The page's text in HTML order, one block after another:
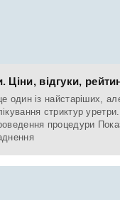
Ціни, відгуки,
один із найстаріших,
стриктур
процедури